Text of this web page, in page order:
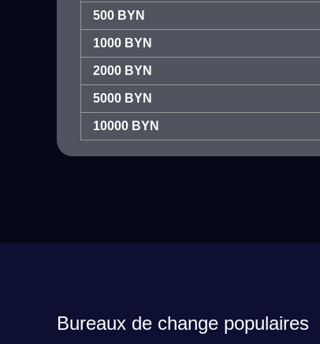
500 BYN
1000 BYN
2000 BYN
5000 BYN
10000 BYN
Bureaux de change populaires